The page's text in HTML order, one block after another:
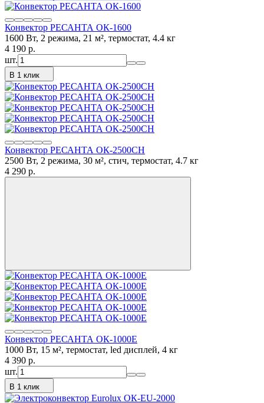
Конвектор РЕСАНТА ОК-1600
1600 Вт, 2 режима, 21 м², термостат, 4.4 кг
4 190 p.
шт.
В 1 клик
Конвектор РЕСАНТА ОК-2500СН
2500 Вт, 2 режима, 30 м², стич, термостат, 4.7 кг
4 290 p.
Конвектор РЕСАНТА ОК-1000Е
1000 Вт, 15 м², термостат, led дисплей, 4 кг
4 390 p.
шт.
В 1 клик